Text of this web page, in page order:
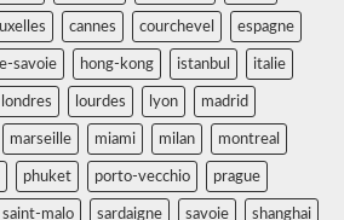
cannes courchevel espagne
savoie hong-kong istanbul italie
londres lourdes lyon madrid
marseille miami milan montreal
phuket porto-vecchio prague
saint-malo sardaigne savoie shanghai